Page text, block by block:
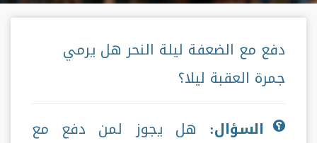
دفع مع الضعفة ليلة النحر هل يرمي
جمرة العقبة ليلا؟
السؤال: هل يجوز لمن دفع مع